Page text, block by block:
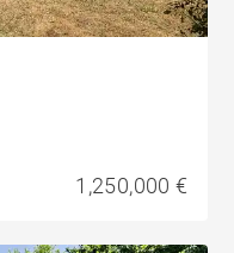
1,250,000 €